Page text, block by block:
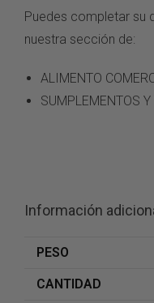
Puedes completar
nuestra sección de:
ALIMENTO
SUMPLEMENTOS
Información
PESO
CANTIDAD